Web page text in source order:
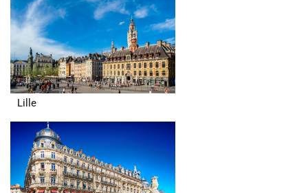
Lille